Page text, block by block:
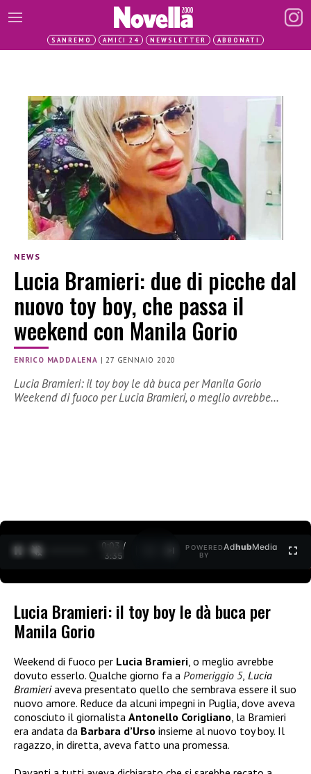
SANREMO AMICI 24 NEWSLETTER ABBONATI
NEWS
Lucia Bramieri: due di picche dal
nuovo toy boy, che passa il
weekend con Manila Gorio
ENRICO MADDALENA |27 GENNAIO 2020
Lucia Bramieri: il toy boy le dà buca per Manila Gorio
Weekend di fuoco per Lucia Bramieri, o meglio avrebbe…
0:04 /
3:35
POWERED
BY
AdhubMedia
Lucia Bramieri: il toy boy le dà buca per
Manila Gorio
Weekend di fuoco per Lucia Bramieri, o meglio avrebbe
dovuto esserlo. Qualche giorno fa a Pomeriggio 5, Lucia
Bramieriaveva presentato quello che sembrava essere il suo
nuovo amore. Reduce da alcuni impegni in Puglia, dove aveva
conosciuto il giornalista Antonello Corigliano, la Bramieri
era andata da Barbara d’Urso insieme al nuovo toy boy. Il
ragazzo, in diretta, aveva fatto una promessa.